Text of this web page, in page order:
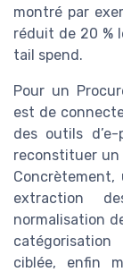
montré par
réduit de 20 %
tail spend.
Pour un
est de
des outils
reconstituer un
extraction
normalisation
ciblée, enfin